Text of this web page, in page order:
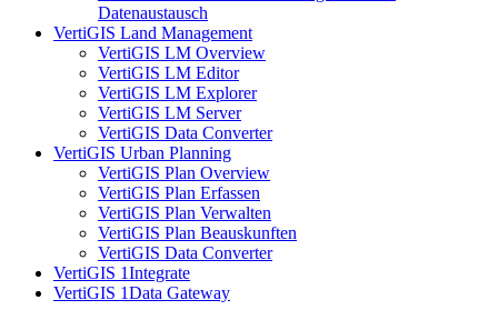
Datenaustausch
VertiGIS Land Management
VertiGIS LM Overview
VertiGIS LM Editor
VertiGIS LM Explorer
VertiGIS LM Server
VertiGIS Data Converter
VertiGIS Urban Planning
VertiGIS Plan Overview
VertiGIS Plan Erfassen
VertiGIS Plan Verwalten
VertiGIS Plan Beauskunften
VertiGIS Data Converter
VertiGIS 1Integrate
VertiGIS 1Data Gateway